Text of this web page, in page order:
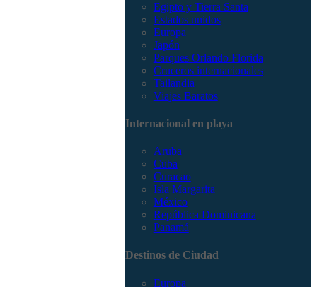
Egipto y Tierra Santa
Estados unidos
Europa
Japón
Parques Orlando Florida
Cruceros internacionales
Tailandia
Viajes Baratos
Internacional en playa
Aruba
Cuba
Curacao
Isla Margarita
México
República Dominicana
Panamá
Destinos de Ciudad
Europa